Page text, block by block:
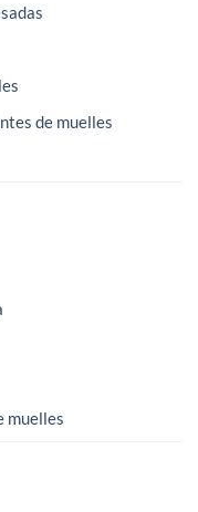
de muelles
muelles